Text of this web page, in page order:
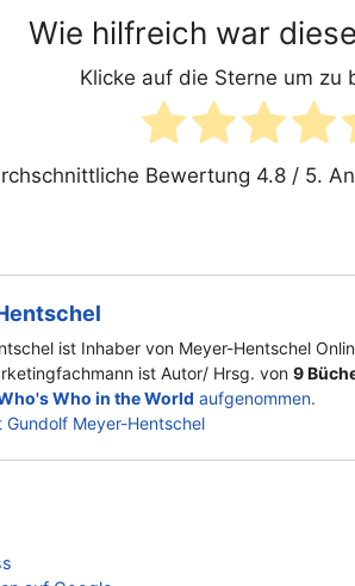
Wie hilfreich war
Klicke auf die Sterne um zu
Bewertung 4.8/ 5.
ist Inhaber von Meyer-Hentschel
ist Autor/ Hrsg. von 9
Who in the World aufgenommen.
Gundolf Meyer-Hentschel